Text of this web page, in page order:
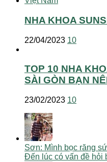
NHA KHOA
22/04/2023 10
TOP 10 NHA
SÀI GÒN BẠN
23/02/2023 10
Sơn: Mình bọc răng
Đến lúc có vấn đề hỏi